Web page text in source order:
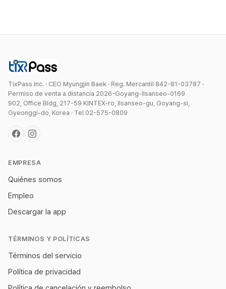
TixPass Inc. · CEO Myungjin Baek · Reg. Mercantil 842-81-03787 ·
Permiso de venta a distancia 2026-Goyang-Ilsanseo-0169
902, Office Bldg, 217-59 KINTEX-ro, Ilsanseo-gu, Goyang-si,
Gyeonggi-do, Korea · Tel 02-575-0809
EMPRESA
Quiénes somos
Empleo
Descargar la app
TÉRMINOS Y POLÍTICAS
Términos del servicio
Política de privacidad